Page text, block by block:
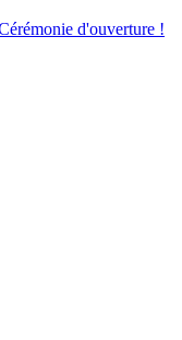
d'ouverture !